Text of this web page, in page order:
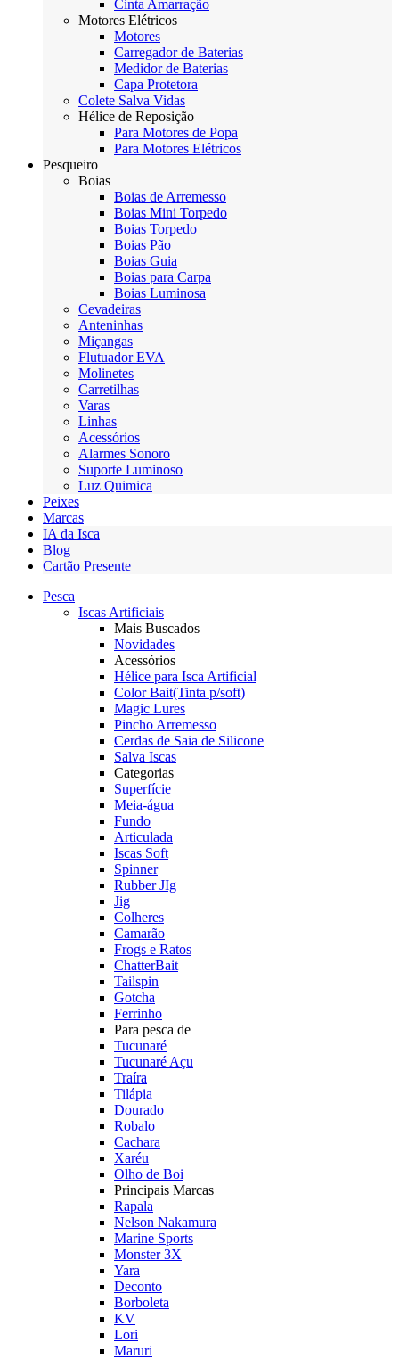
Cinta Amarração
Motores Elétricos
Motores
Carregador de Baterias
Medidor de Baterias
Capa Protetora
Colete Salva Vidas
Hélice de Reposição
Para Motores de Popa
Para Motores Elétricos
Pesqueiro
Boias
Boias de Arremesso
Boias Mini Torpedo
Boias Torpedo
Boias Pão
Boias Guia
Boias para Carpa
Boias Luminosa
Cevadeiras
Anteninhas
Miçangas
Flutuador EVA
Molinetes
Carretilhas
Varas
Linhas
Acessórios
Alarmes Sonoro
Suporte Luminoso
Luz Quimica
Peixes
Marcas
IA da Isca
Blog
Cartão Presente
Pesca
Iscas Artificiais
Mais Buscados
Novidades
Acessórios
Hélice para Isca Artificial
Color Bait(Tinta p/soft)
Magic Lures
Pincho Arremesso
Cerdas de Saia de Silicone
Salva Iscas
Categorias
Superfície
Meia-água
Fundo
Articulada
Iscas Soft
Spinner
Rubber JIg
Jig
Colheres
Camarão
Frogs e Ratos
ChatterBait
Tailspin
Gotcha
Ferrinho
Para pesca de
Tucunaré
Tucunaré Açu
Traíra
Tilápia
Dourado
Robalo
Cachara
Xaréu
Olho de Boi
Principais Marcas
Rapala
Nelson Nakamura
Marine Sports
Monster 3X
Yara
Deconto
Borboleta
KV
Lori
Maruri